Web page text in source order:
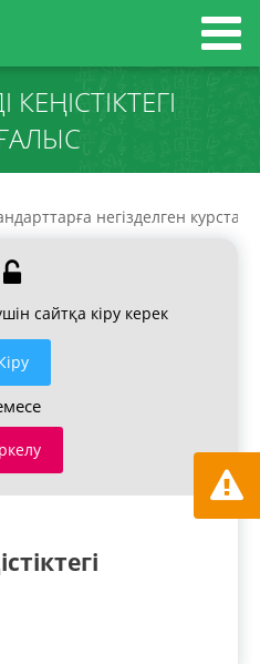
негізделген курстар
сайтқа кіру керек